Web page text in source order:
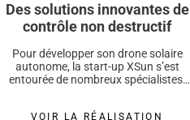
Des solutions innovantes de
contrôle non destructif
Pour développer son drone solaire
autonome, la start-up XSun s’est
entourée de nombreux spécialistes,
VOIR LA RÉALISATION